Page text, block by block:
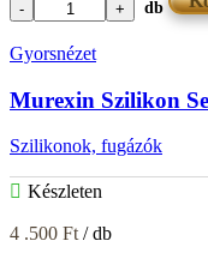
Murexin
Sand
db
Gyorsnézet
Murexin Szilikon
Szilikonok, fugázók
Készleten
4 .500 Ft / db